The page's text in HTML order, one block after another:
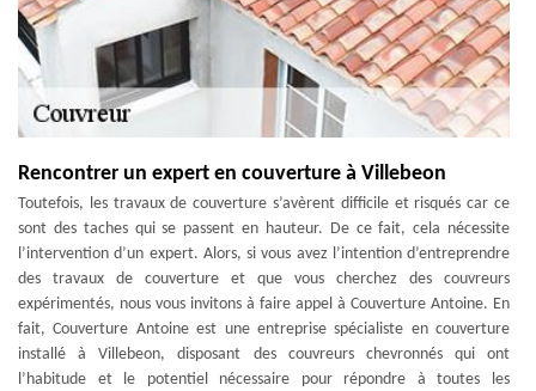
Rencontrer un expert en couverture à Villebeon
Toutefois, les travaux de couverture s’avèrent difficile et risqués car ce
sont des taches qui se passent en hauteur. De ce fait, cela nécessite
l’intervention d’un expert. Alors, si vous avez l’intention d’entreprendre
des travaux de couverture et que vous cherchez des couvreurs
expérimentés, nous vous invitons à faire appel à Couverture Antoine. En
fait, Couverture Antoine est une entreprise spécialiste en couverture
installé à Villebeon, disposant des couvreurs chevronnés qui ont
l’habitude et le potentiel nécessaire pour répondre à toutes les